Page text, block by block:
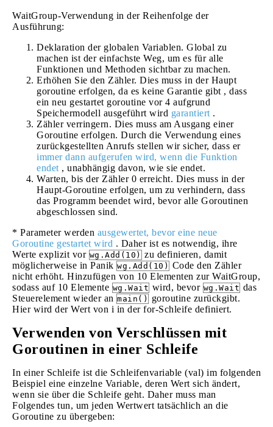
WaitGroup-Verwendung in der Reihenfolge der
Ausführung:
Deklaration der globalen Variablen. Global zu
machen ist der einfachste Weg, um es für alle
Funktionen und Methoden sichtbar zu machen.
Erhöhen Sie den Zähler. Dies muss in der Haupt
goroutine erfolgen, da es keine Garantie gibt , dass
ein neu gestartet goroutine vor 4 aufgrund
Speichermodell ausgeführt wird garantiert .
Zähler verringern. Dies muss am Ausgang einer
Goroutine erfolgen. Durch die Verwendung eines
zurückgestellten Anrufs stellen wir sicher, dass er
immer dann aufgerufen wird, wenn die Funktion
endet , unabhängig davon, wie sie endet.
Warten, bis der Zähler 0 erreicht. Dies muss in der
Haupt-Goroutine erfolgen, um zu verhindern, dass
das Programm beendet wird, bevor alle Goroutinen
abgeschlossen sind.
* Parameter werden ausgewertet, bevor eine neue
Goroutine gestartet wird . Daher ist es notwendig, ihre
Werte explizit vor wg.Add(10) zu definieren, damit
möglicherweise in Panik wg.Add(10) Code den Zähler
nicht erhöht. Hinzufügen von 10 Elementen zur WaitGroup,
sodass auf 10 Elemente wg.Wait wird, bevor wg.Wait das
Steuerelement wieder an main()
goroutine zurückgibt.
Hier wird der Wert von i in der for-Schleife definiert.
Verwenden von Verschlüssen mit
Goroutinen in einer Schleife
In einer Schleife ist die Schleifenvariable (val) im folgenden
Beispiel eine einzelne Variable, deren Wert sich ändert,
wenn sie über die Schleife geht. Daher muss man
Folgendes tun, um jeden Wertwert tatsächlich an die
Goroutine zu übergeben: